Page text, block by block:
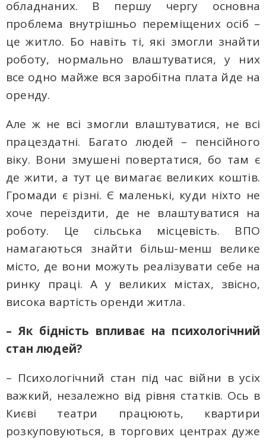
обладнаних. В першу чергу основна
проблема внутрішньо переміщених осіб –
це житло. Бо навіть ті, які змогли знайти
роботу, нормально влаштуватися, у них
все одно майже вся заробітна плата йде на
оренду.
Але ж не всі змогли влаштуватися, не всі
працездатні. Багато людей – пенсійного
віку. Вони змушені повертатися, бо там є
де жити, а тут це вимагає великих коштів.
Громади є різні. Є маленькі, куди ніхто не
хоче переїздити, де не влаштуватися на
роботу. Це сільська місцевість. ВПО
намагаються знайти більш-менш велике
місто, де вони можуть реалізувати себе на
ринку праці. А у великих містах, звісно,
висока вартість оренди житла.
– Як бідність впливає на психологічний
стан людей?
– Психологічний стан під час війни в усіх
важкий, незалежно від рівня статків. Ось в
Києві театри працюють, квартири
розкуповуються, в торгових центрах дуже